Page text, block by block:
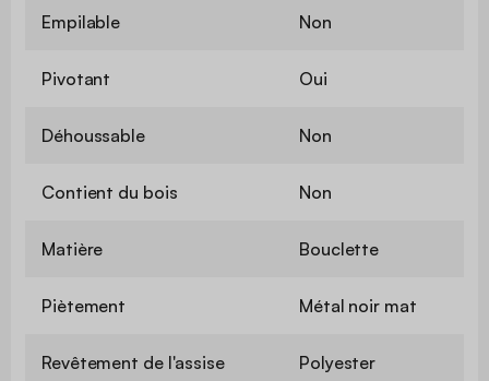
Empilable Non
Pivotant Oui
Déhoussable Non
Contient du bois Non
Matière Bouclette
Piètement Métal noir mat
Revêtement de l'assise Polyester